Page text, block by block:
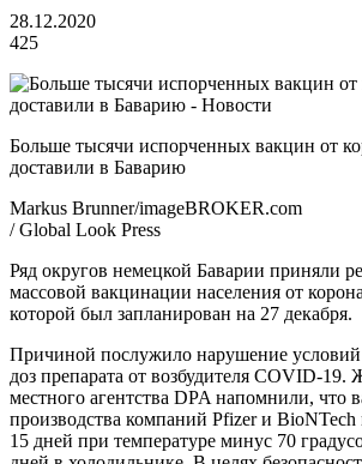
28.12.2020
425
Больше тысячи испорченных вакцин от
доставили в Баварию
Markus Brunner/imageBROKER.com
/ Global Look Press
Ряд округов немецкой Баварии приняли
массовой вакцинации населения от
которой был запланирован на 27 декабря.
Причиной послужило нарушение условий
доз препарата от возбудителя COVID-19.
местного агентства DPA напомнили, что
производства компаний Pfizer и BioNTech
15 дней при температуре минус 70